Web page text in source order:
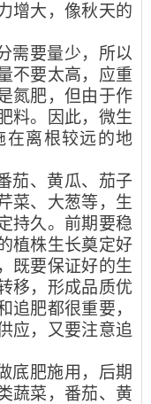
增大，像秋天的
需要量少，所以
不要太高，应重
氮肥，但由于作
料。因此，微生
在离根较远的地
茄、黄瓜、茄子
菜、大葱等，生
持久。前期要稳
植株生长奠定好
既要保证好的生
移，形成品质优
追肥都很重要，
应，又要注意追
底肥施用，后期
蔬菜，番茄、黄